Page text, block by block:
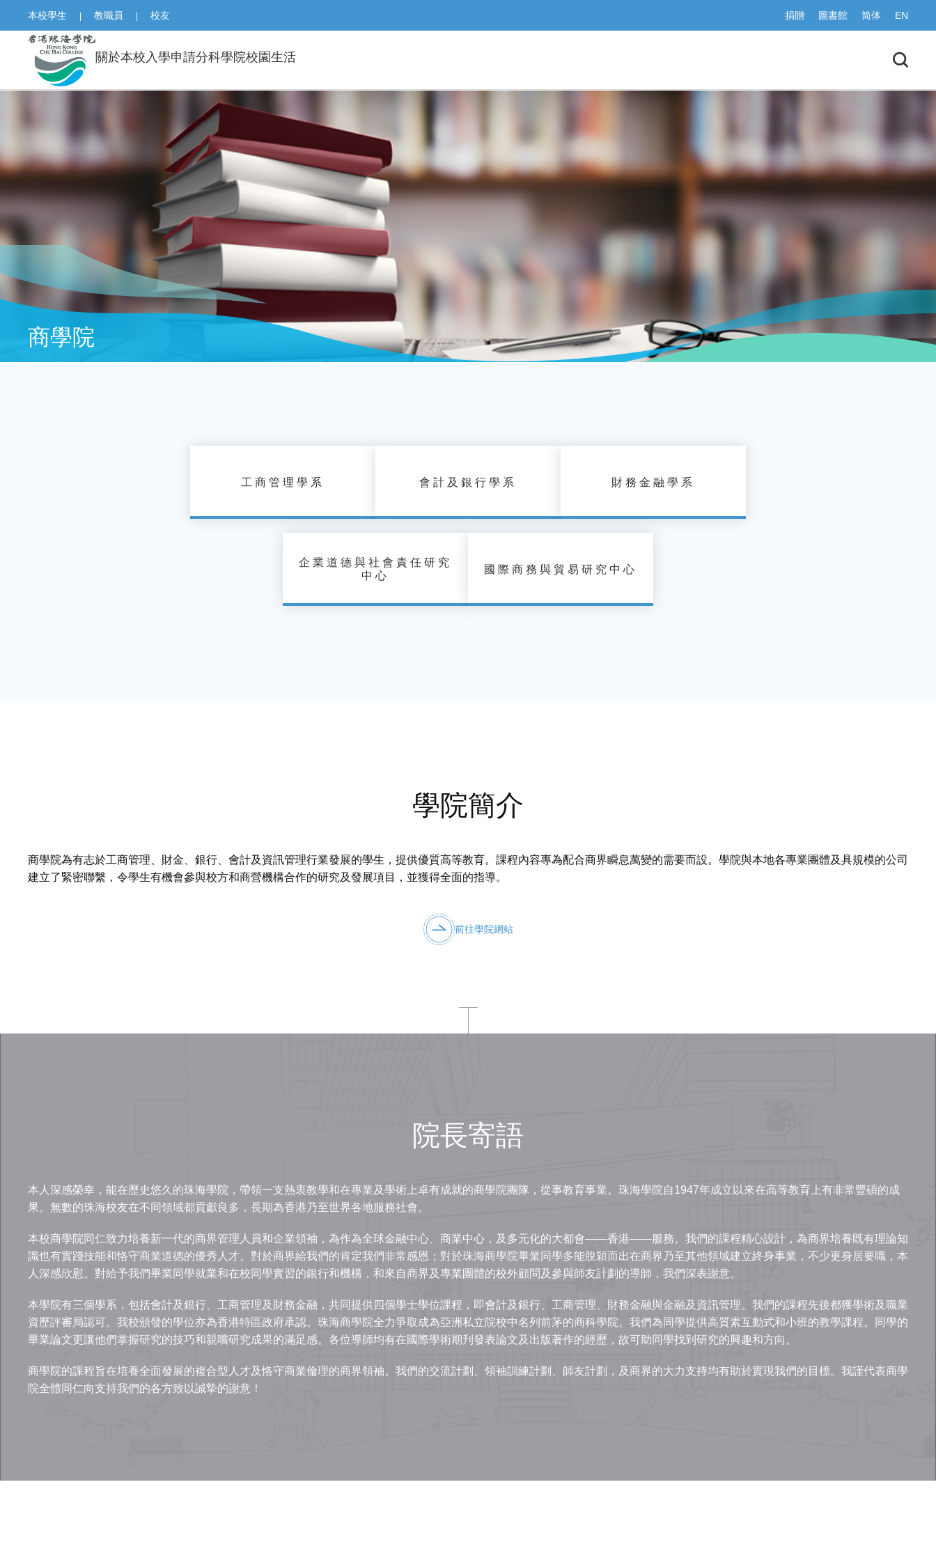
本校學生 | 教職員 | 校友 捐贈 圖書館 简体 EN
關於本校入學申請分科學院校園生活
商學院
工商管理學系 會計及銀行學系 財務金融學系
企業道德與社會責任研究
中心
國際商務與貿易研究中心
學院簡介
商學院為有志於工商管理、財金、銀行、會計及資訊管理行業發展的學生，提供優質高等教育。課程內容專為配合商界瞬息萬變的需要而設。學院與本地各專業團體及具規模的公司
建立了緊密聯繫，令學生有機會參與校方和商營機構合作的研究及發展項目，並獲得全面的指導。
前往學院網站
院長寄語
本人深感榮幸，能在歷史悠久的珠海學院，帶領一支熱衷教學和在專業及學術上卓有成就的商學院團隊，從事教育事業。珠海學院自1947年成立以來在高等教育上有非常豐碩的成
果。無數的珠海校友在不同領域都貢獻良多，長期為香港乃至世界各地服務社會。
本校商學院同仁致力培養新一代的商界管理人員和企業領袖，為作為全球金融中心、商業中心，及多元化的大都會——香港——服務。我們的課程精心設計，為商界培養既有理論知
識也有實踐技能和恪守商業道德的優秀人才。對於商界給我們的肯定我們非常感恩；對於珠海商學院畢業同學多能脫穎而出在商界乃至其他領域建立終身事業，不少更身居要職，本
人深感欣慰。對給予我們畢業同學就業和在校同學實習的銀行和機構，和來自商界及專業團體的校外顧問及參與師友計劃的導師，我們深表謝意。
本學院有三個學系，包括會計及銀行、工商管理及財務金融，共同提供四個學士學位課程，即會計及銀行、工商管理、財務金融與金融及資訊管理。我們的課程先後都獲學術及職業
資歷評審局認可。我校頒發的學位亦為香港特區政府承認。珠海商學院全力爭取成為亞洲私立院校中名列前茅的商科學院。我們為同學提供高質素互動式和小班的教學課程。同學的
畢業論文更讓他們掌握研究的技巧和親嚐研究成果的滿足感。各位導師均有在國際學術期刋發表論文及出版著作的經歷，故可助同學找到研究的興趣和方向。
商學院的課程旨在培養全面發展的複合型人才及恪守商業倫理的商界領袖。我們的交流計劃、領袖訓練計劃、師友計劃，及商界的大力支持均有助於實現我們的目標。我謹代表商學
院全體同仁向支持我們的各方致以誠摯的謝意！